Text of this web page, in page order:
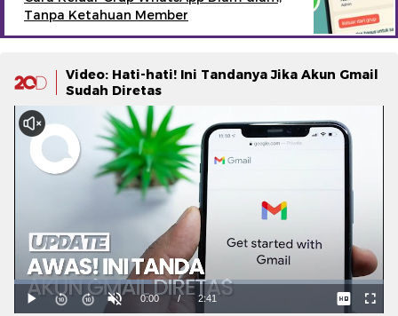
Tanpa Ketahuan Member
Video: Hati-hati! Ini Tandanya Jika Akun Gmail
Sudah Diretas